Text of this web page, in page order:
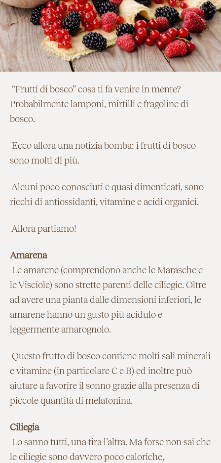
“Frutti di bosco” cosa ti fa venire in mente?
Probabilmente lamponi, mirtilli e fragoline di
bosco.
Ecco allora una notizia bomba: i frutti di bosco
sono molti di più.
Alcuni poco conosciuti e quasi dimenticati, sono
ricchi di antiossidanti, vitamine e acidi organici.
Allora partiamo!
Amarena
Le amarene (comprendono anche le Marasche e
le Visciole) sono strette parenti delle ciliegie. Oltre
ad avere una pianta dalle dimensioni inferiori, le
amarene hanno un gusto più acidulo e
leggermente amarognolo.
Questo frutto di bosco contiene molti sali minerali
e vitamine (in particolare C e B) ed inoltre può
aiutare a favorire il sonno grazie alla presenza di
piccole quantità di melatonina.
Ciliegia
Lo sanno tutti, una tira l’altra. Ma forse non sai che
le ciliegie sono davvero poco caloriche,